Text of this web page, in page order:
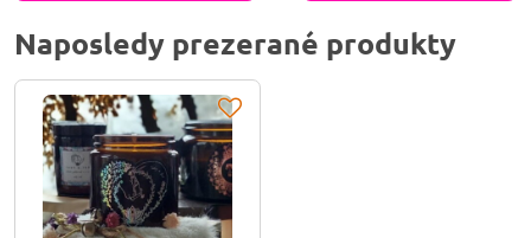
Naposledy prezerané produkty